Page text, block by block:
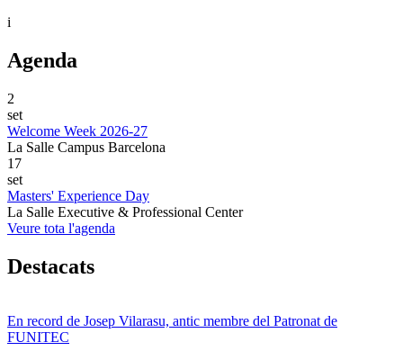
i
Agenda
2
set
Welcome Week 2026-27
La Salle Campus Barcelona
17
set
Masters' Experience Day
La Salle Executive & Professional Center
Veure tota l'agenda
Destacats
En record de Josep Vilarasu, antic membre del Patronat de
FUNITEC